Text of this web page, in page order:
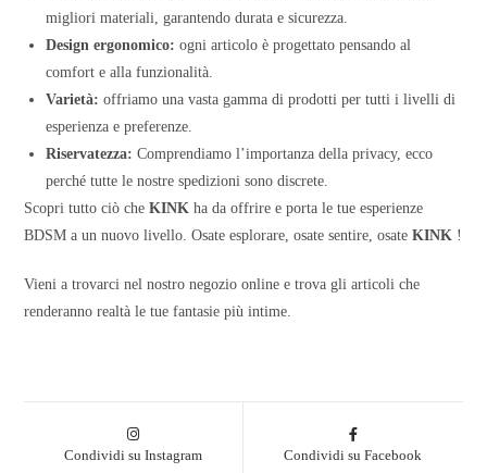
migliori materiali, garantendo durata e sicurezza.
Design ergonomico: ogni articolo è progettato pensando al
comfort e alla funzionalità.
Varietà: offriamo una vasta gamma di prodotti per tutti i livelli di
esperienza e preferenze.
Riservatezza: Comprendiamo l’importanza della privacy, ecco
perché tutte le nostre spedizioni sono discrete.
Scopri tutto ciò cheKINK ha da offrire e porta le tue esperienze
BDSM a un nuovo livello. Osate esplorare, osate sentire, osateKINK !
Vieni a trovarci nel nostro negozio online e trova gli articoli che
renderanno realtà le tue fantasie più intime.
Condividi su Instagram Condividi su Facebook